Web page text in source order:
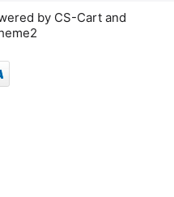
by CS-Cart and